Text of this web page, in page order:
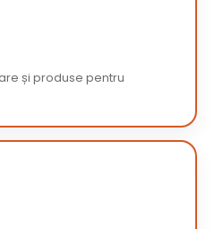
și produse pentru